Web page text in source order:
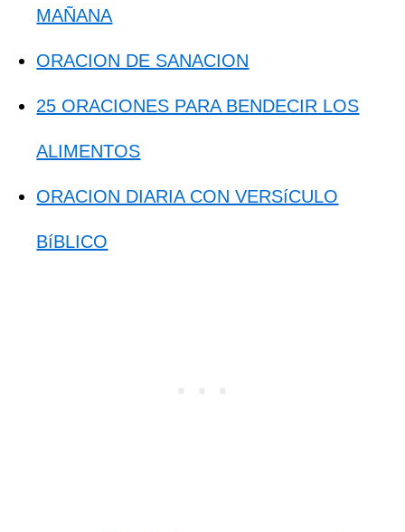
MAÑANA
ORACION DE SANACION
25 ORACIONES PARA BENDECIR LOS
ALIMENTOS
ORACION DIARIA CON VERSíCULO
BíBLICO